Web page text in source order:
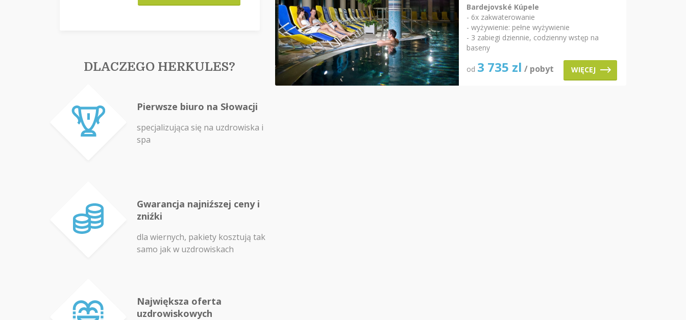
DLACZEGO HERKULES?
Pierwsze biuro na Słowacji
specjalizująca się na uzdrowiska i
spa
Gwarancja najniźszej ceny i
zniźki
dla wiernych, pakiety kosztują tak
samo jak w uzdrowiskach
Największa oferta
uzdrowiskowych
Bardejovské Kúpele
- 6x zakwaterowanie
- wyżywienie: pełne wyżywienie
- 3 zabiegi dziennie, codzienny wstęp na
baseny
od 3 735 zl / pobyt WIĘCEJ